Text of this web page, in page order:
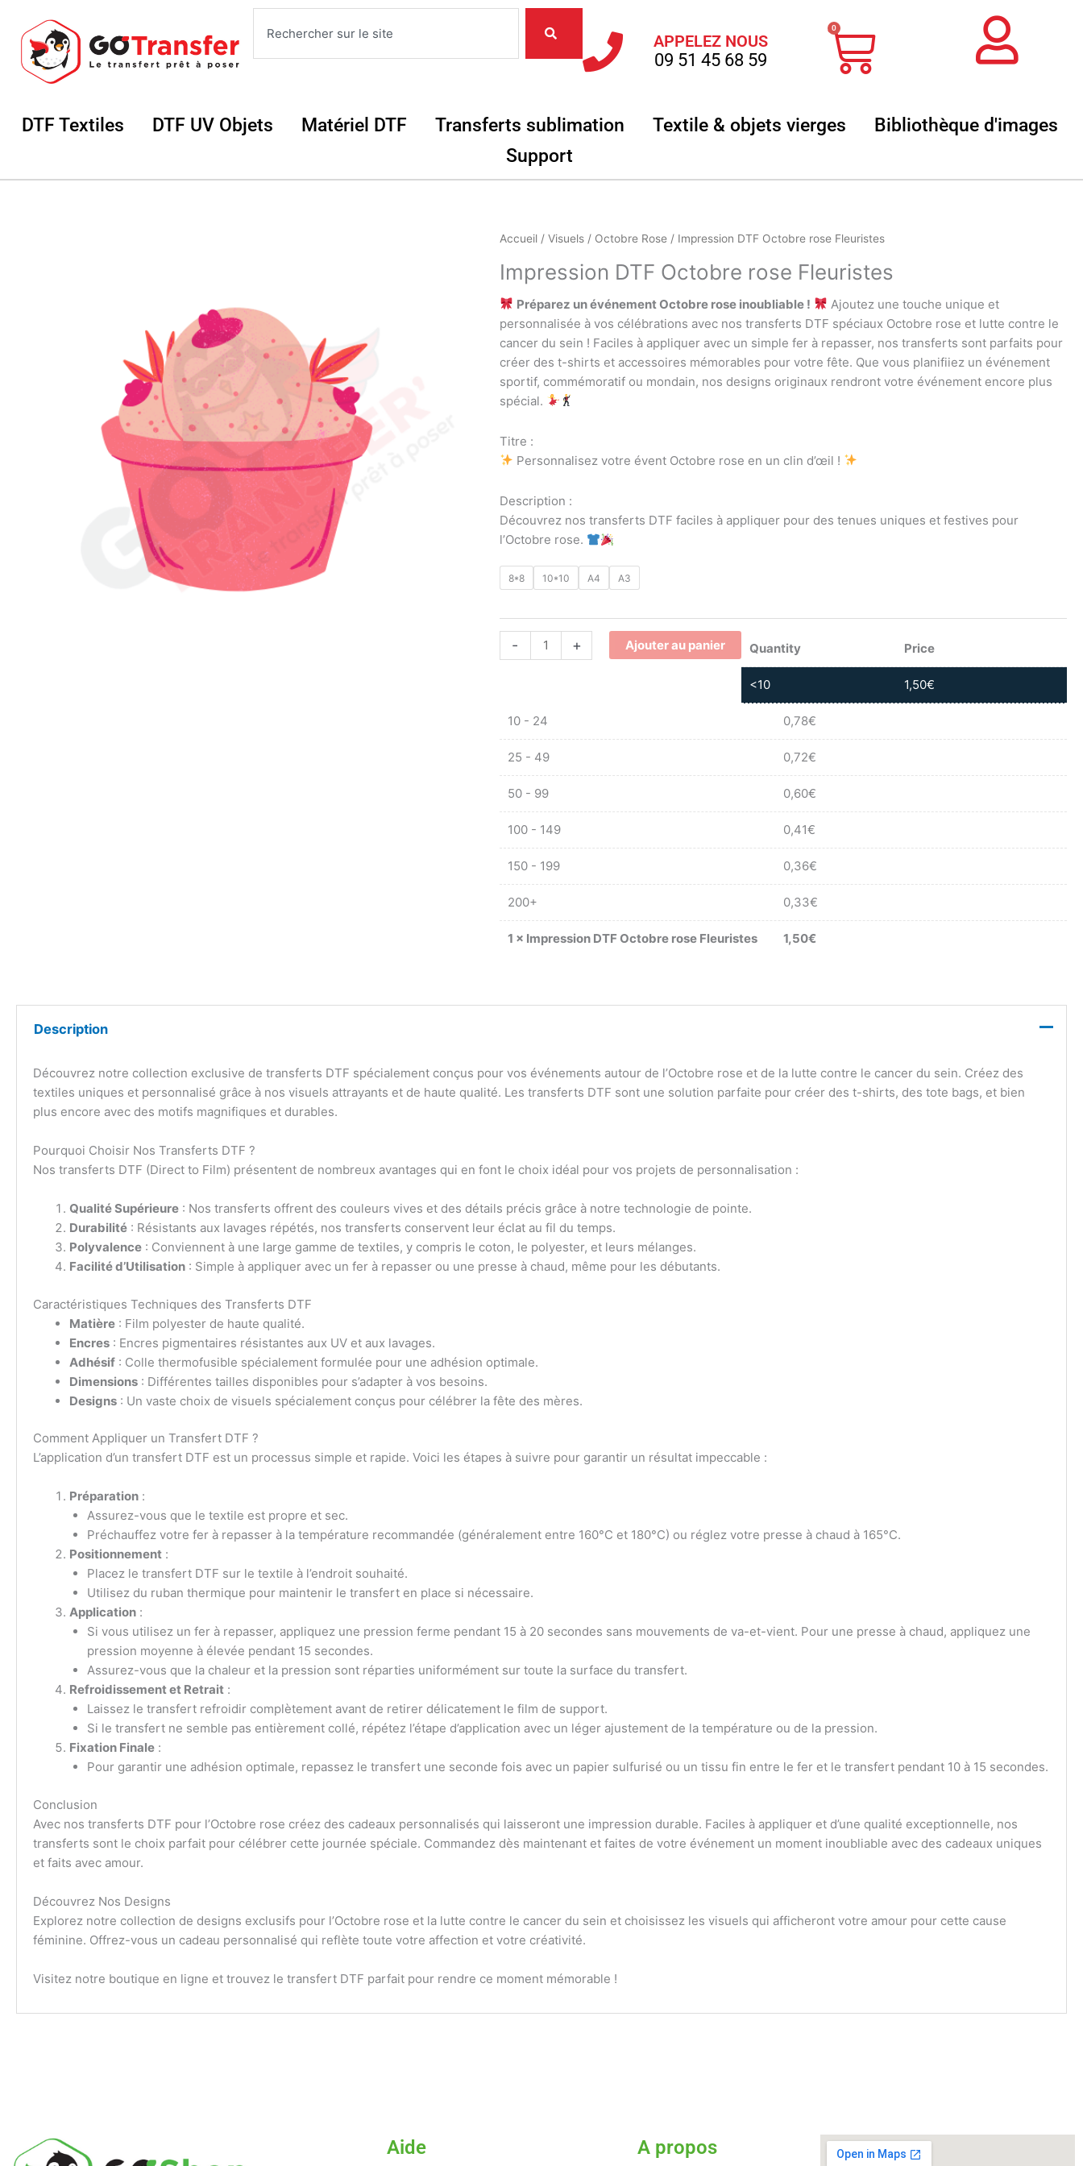
contenu
APPELEZ NOUS
09 51 45 68 59
0
Panier
DTF Textiles Ouvrir DTF Textiles
DTF UV Objets Ouvrir DTF UV Objets
Matériel DTF Ouvrir Matériel DTF
Transferts sublimation Ouvrir Transferts sublimation
Textile & objets vierges Ouvrir Textile & objets vierges
Bibliothèque d'images
Support
Accueil/ Visuels/ Octobre Rose/ Impression DTF Octobre rose Fleuristes
Impression DTF Octobre rose Fleuristes
Préparez un événement Octobre rose inoubliable !
Ajoutez une touche unique et
personnalisée à vos célébrations avec nos transferts DTF spéciaux Octobre rose et lutte contre le
cancer du sein ! Faciles à appliquer avec un simple fer à repasser, nos transferts sont parfaits pour
créer des t-shirts et accessoires mémorables pour votre fête. Que vous planifiiez un événement
sportif, commémoratif ou mondain, nos designs originaux rendront votre événement encore plus
spécial.
Titre :
Personnalisez votre évent Octobre rose en un clin d’œil !
Description :
Découvrez nos transferts DTF faciles à appliquer pour des tenues uniques et festives pour
l’Octobre rose.
8*8 10*10 A4 A3
-
quantité
Impression
DTF
Octobre
rose
Fleuristes
+ Ajouter au panier Quantity Price
<10 1,50€
10 - 24 0,78€
25 - 49 0,72€
50 - 99 0,60€
100 - 149 0,41€
150 - 199 0,36€
200+ 0,33€
1 × Impression DTF Octobre rose Fleuristes 1,50€
Description
Découvrez notre collection exclusive de transferts DTF spécialement conçus pour vos événements autour de l’Octobre rose et de la lutte contre le cancer du sein. Créez des
textiles uniques et personnalisé grâce à nos visuels attrayants et de haute qualité. Les transferts DTF sont une solution parfaite pour créer des t-shirts, des tote bags, et bien
plus encore avec des motifs magnifiques et durables.
Pourquoi Choisir Nos Transferts DTF ?
Nos transferts DTF (Direct to Film) présentent de nombreux avantages qui en font le choix idéal pour vos projets de personnalisation :
Qualité Supérieure: Nos transferts offrent des couleurs vives et des détails précis grâce à notre technologie de pointe.
Durabilité: Résistants aux lavages répétés, nos transferts conservent leur éclat au fil du temps.
Polyvalence: Conviennent à une large gamme de textiles, y compris le coton, le polyester, et leurs mélanges.
Facilité d’Utilisation: Simple à appliquer avec un fer à repasser ou une presse à chaud, même pour les débutants.
Caractéristiques Techniques des Transferts DTF
Matière: Film polyester de haute qualité.
Encres: Encres pigmentaires résistantes aux UV et aux lavages.
Adhésif: Colle thermofusible spécialement formulée pour une adhésion optimale.
Dimensions: Différentes tailles disponibles pour s’adapter à vos besoins.
Designs: Un vaste choix de visuels spécialement conçus pour célébrer la fête des mères.
Comment Appliquer un Transfert DTF ?
L’application d’un transfert DTF est un processus simple et rapide. Voici les étapes à suivre pour garantir un résultat impeccable :
Préparation:
Assurez-vous que le textile est propre et sec.
Préchauffez votre fer à repasser à la température recommandée (généralement entre 160°C et 180°C) ou réglez votre presse à chaud à 165°C.
Positionnement:
Placez le transfert DTF sur le textile à l’endroit souhaité.
Utilisez du ruban thermique pour maintenir le transfert en place si nécessaire.
Application:
Si vous utilisez un fer à repasser, appliquez une pression ferme pendant 15 à 20 secondes sans mouvements de va-et-vient. Pour une presse à chaud, appliquez une
pression moyenne à élevée pendant 15 secondes.
Assurez-vous que la chaleur et la pression sont réparties uniformément sur toute la surface du transfert.
Refroidissement et Retrait:
Laissez le transfert refroidir complètement avant de retirer délicatement le film de support.
Si le transfert ne semble pas entièrement collé, répétez l’étape d’application avec un léger ajustement de la température ou de la pression.
Fixation Finale:
Pour garantir une adhésion optimale, repassez le transfert une seconde fois avec un papier sulfurisé ou un tissu fin entre le fer et le transfert pendant 10 à 15 secondes.
Conclusion
Avec nos transferts DTF pour l’Octobre rose créez des cadeaux personnalisés qui laisseront une impression durable. Faciles à appliquer et d’une qualité exceptionnelle, nos
transferts sont le choix parfait pour célébrer cette journée spéciale. Commandez dès maintenant et faites de votre événement un moment inoubliable avec des cadeaux uniques
et faits avec amour.
Découvrez Nos Designs
Explorez notre collection de designs exclusifs pour l’Octobre rose et la lutte contre le cancer du sein et choisissez les visuels qui afficheront votre amour pour cette cause
féminine. Offrez-vous un cadeau personnalisé qui reflète toute votre affection et votre créativité.
Visitez notre boutique en ligne et trouvez le transfert DTF parfait pour rendre ce moment mémorable !
Aide A propos